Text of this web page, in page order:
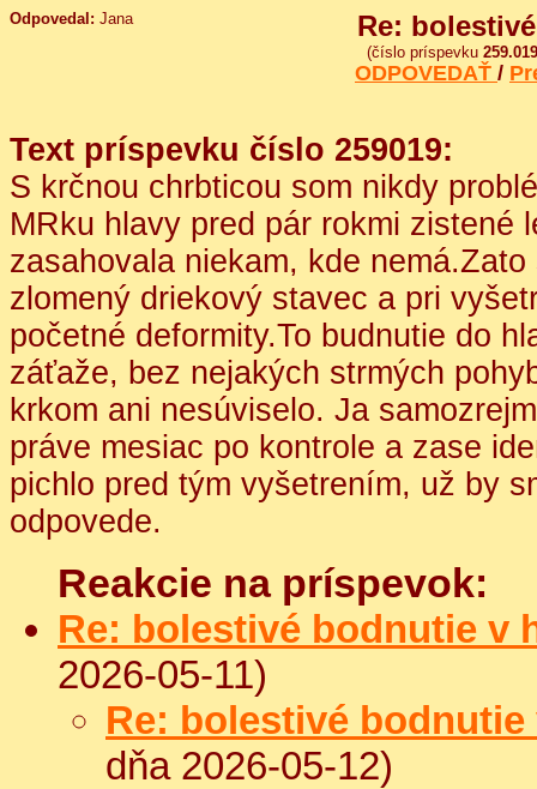
Odpovedal: Jana Re:
(číslo príspevku 259.019
ODPOVEDAŤ /
Text príspevku číslo 259019:
S krčnou chrbticou som nikdy
MRku hlavy pred pár rokmi zistené
zasahovala niekam, kde
zlomený driekový stavec a pri
početné deformity.To budnutie do
záťaže, bez nejakých strmých
krkom ani nesúviselo. Ja
práve mesiac po kontrole a zase
pichlo pred tým vyšetrením, už by
odpovede.
Reakcie na príspevok:
Re: bolestivé bodnutie v
2026-05-11)
Re: bolestivé bodnutie
dňa 2026-05-12)